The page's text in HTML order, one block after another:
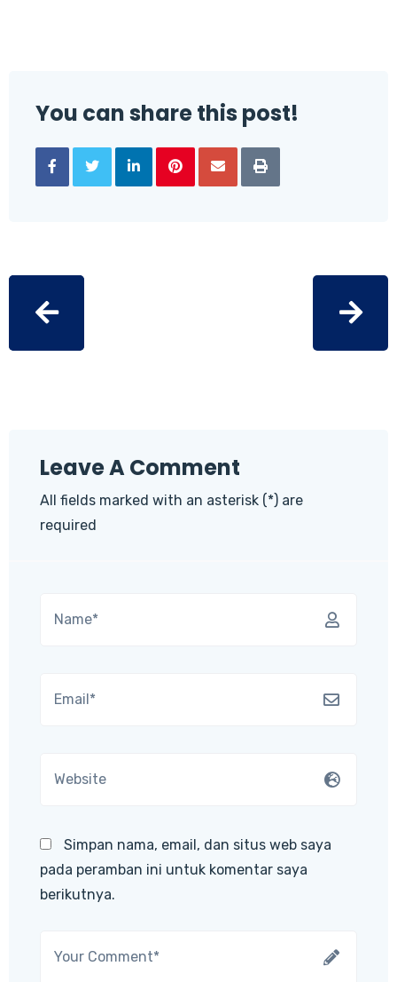
You can share this post!
Leave A Comment
All fields marked with an asterisk (*) are
required
Simpan nama, email, dan situs web saya
pada peramban ini untuk komentar saya
berikutnya.